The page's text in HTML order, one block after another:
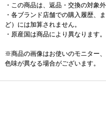
・この商品は、返品・交換の対象外
・各ブランド店舗での購入履歴、
ど）には加算されません。
・原産国は商品により異なります。
※商品の画像はお使いのモニター
色味が異なる場合がございます。